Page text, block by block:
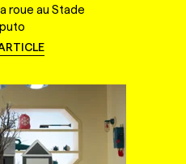
roue au Stade